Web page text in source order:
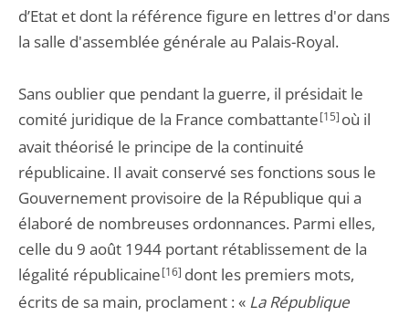
d’Etat et dont la référence figure en lettres d'or dans
la salle d'assemblée générale au Palais-Royal.
Sans oublier que pendant la guerre, il présidait le
comité juridique de la France combattante[15] où il
avait théorisé le principe de la continuité
républicaine. Il avait conservé ses fonctions sous le
Gouvernement provisoire de la République qui a
élaboré de nombreuses ordonnances. Parmi elles,
celle du 9 août 1944 portant rétablissement de la
légalité républicaine[16] dont les premiers mots,
écrits de sa main, proclament : « La République